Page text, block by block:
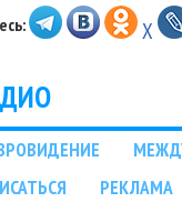
X
РЕКЛАМА